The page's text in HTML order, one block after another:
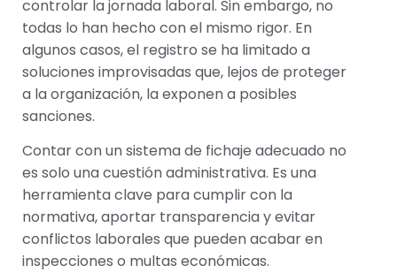
controlar la jornada laboral. Sin embargo, no
todas lo han hecho con el mismo rigor. En
algunos casos, el registro se ha limitado a
soluciones improvisadas que, lejos de proteger
a la organización, la exponen a posibles
sanciones.
Contar con un sistema de fichaje adecuado no
es solo una cuestión administrativa. Es una
herramienta clave para cumplir con la
normativa, aportar transparencia y evitar
conflictos laborales que pueden acabar en
inspecciones o multas económicas.